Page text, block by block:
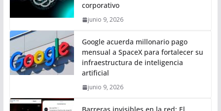
corporativo
junio 9, 2026
Google acuerda millonario pago
mensual a SpaceX para fortalecer su
infraestructura de inteligencia
artificial
junio 9, 2026